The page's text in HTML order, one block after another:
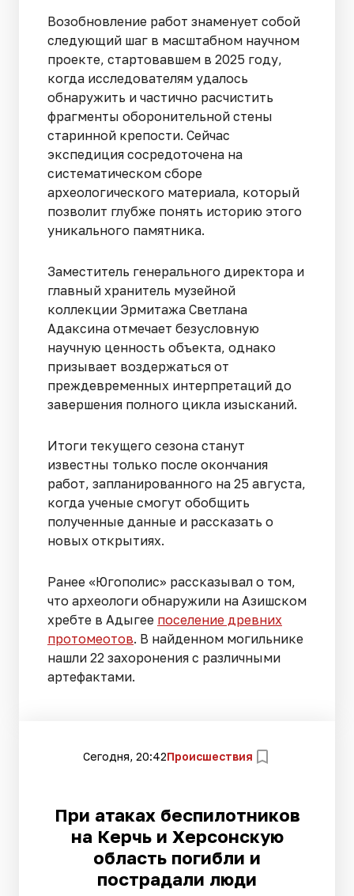
Возобновление работ знаменует собой
следующий шаг в масштабном научном
проекте, стартовавшем в 2025 году,
когда исследователям удалось
обнаружить и частично расчистить
фрагменты оборонительной стены
старинной крепости. Сейчас
экспедиция сосредоточена на
систематическом сборе
археологического материала, который
позволит глубже понять историю этого
уникального памятника.
Заместитель генерального директора и
главный хранитель музейной
коллекции Эрмитажа Светлана
Адаксина отмечает безусловную
научную ценность объекта, однако
призывает воздержаться от
преждевременных интерпретаций до
завершения полного цикла изысканий.
Итоги текущего сезона станут
известны только после окончания
работ, запланированного на 25 августа,
когда ученые смогут обобщить
полученные данные и рассказать о
новых открытиях.
Ранее «Югополис» рассказывал о том,
что археологи обнаружили на Азишском
хребте в Адыгее поселение древних
протомеотов. В найденном могильнике
нашли 22 захоронения с различными
артефактами.
Сегодня, 20:42Происшествия
При атаках беспилотников
на Керчь и Херсонскую
область погибли и
пострадали люди